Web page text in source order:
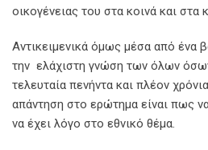
οικογένειας του στα κοινά και στα
Αντικειμενικά όμως μέσα από ένα
την ελάχιστη γνώση των όλων
τελευταία πενήντα και πλέον
απάντηση στο ερώτημα είναι πως
να έχει λόγο στο εθνικό θέμα.